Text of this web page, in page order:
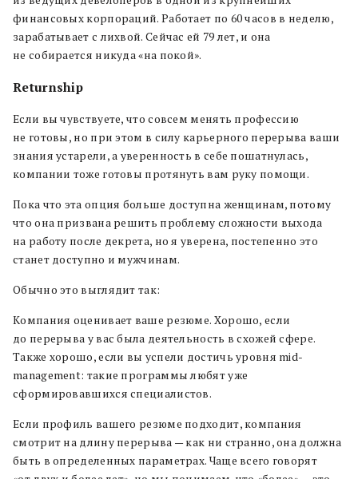
финансовых корпораций. Работает по 60 часов в неделю,
зарабатывает с лихвой. Сейчас ей 79 лет, и она
не собирается никуда «на покой».
Returnship
Если вы чувствуете, что совсем менять профессию
не готовы, но при этом в силу карьерного перерыва ваши
знания устарели, а уверенность в себе пошатнулась,
компании тоже готовы протянуть вам руку помощи.
Пока что эта опция больше доступна женщинам, потому
что она призвана решить проблему сложности выхода
на работу после декрета, но я уверена, постепенно это
станет доступно и мужчинам.
Обычно это выглядит так:
Компания оценивает ваше резюме. Хорошо, если
до перерыва у вас была деятельность в схожей сфере.
Также хорошо, если вы успели достичь уровня mid-
management: такие программы любят уже
сформировавшихся специалистов.
Если профиль вашего резюме подходит, компания
смотрит на длину перерыва — как ни странно, она должна
быть в определенных параметрах. Чаще всего говорят